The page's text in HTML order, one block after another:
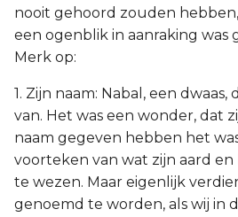
nooit gehoord zouden
een ogenblik in aanraking was
Merk op:
1. Zijn naam: Nabal, een
van. Het was een wonder, dat
naam gegeven hebben het
voorteken van wat zijn aard
te wezen. Maar eigenlijk
genoemd te worden, als wij in